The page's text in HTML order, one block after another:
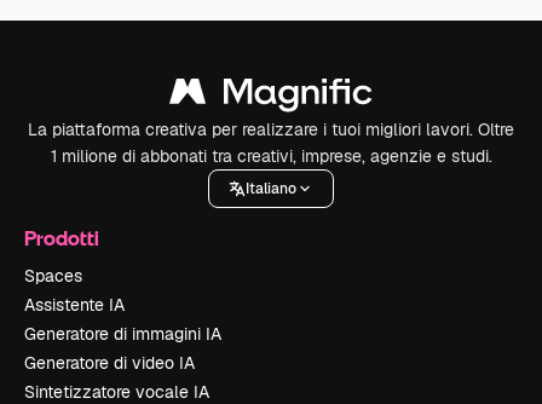
La piattaforma creativa per realizzare i tuoi migliori lavori. Oltre
1 milione di abbonati tra creativi, imprese, agenzie e studi.
Italiano
Prodotti
Spaces
Assistente IA
Generatore di immagini IA
Generatore di video IA
Sintetizzatore vocale IA